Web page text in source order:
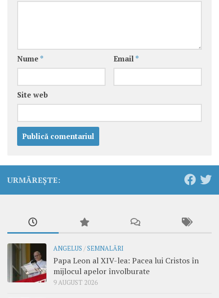
Nume * Email *
Site web
URMĂREȘTE:
ANGELUS /SEMNALĂRI
Papa Leon al XIV-lea: Pacea lui Cristos în
mijlocul apelor învolburate
9 AUGUST 2026